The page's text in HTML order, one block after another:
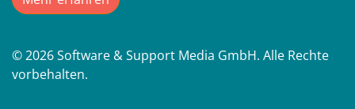
© 2026 Software & Support Media GmbH. Alle Rechte
vorbehalten.